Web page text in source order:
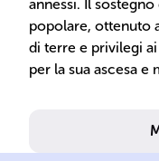
annessi. Il
popolare, ottenuto
di terre e privilegi
per la sua ascesa